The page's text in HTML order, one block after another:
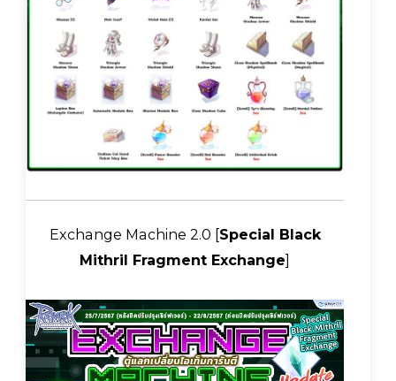
Exchange Machine 2.0 [Special Black
Mithril Fragment Exchange]